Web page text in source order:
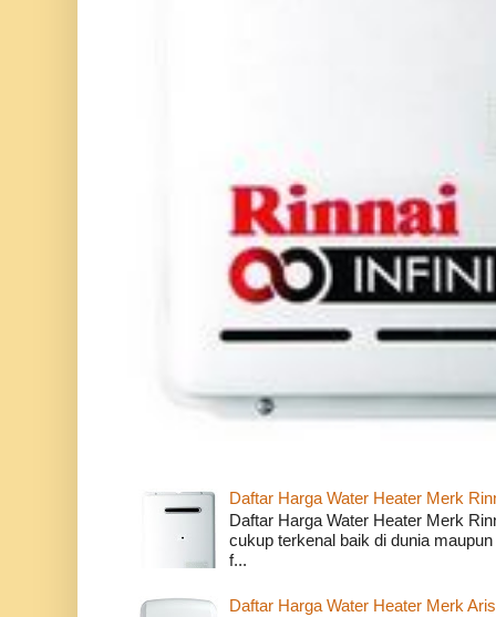
Daftar Harga Water Heater Merk
Daftar Harga Water Heater Merk
cukup terkenal baik di dunia
f...
Daftar Harga Water Heater Merk